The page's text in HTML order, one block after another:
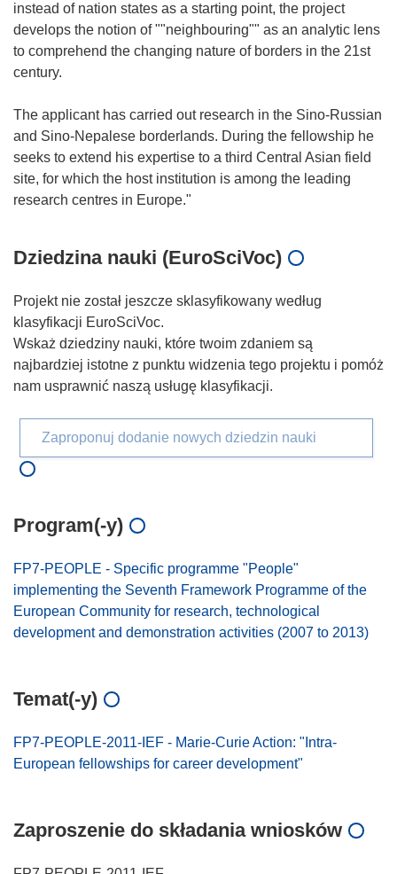
instead of nation states as a starting point, the project
develops the notion of ""neighbouring"" as an analytic lens
to comprehend the changing nature of borders in the 21st
century.
The applicant has carried out research in the Sino-Russian
and Sino-Nepalese borderlands. During the fellowship he
seeks to extend his expertise to a third Central Asian field
site, for which the host institution is among the leading
Dziedzina nauki (EuroSciVoc)
Projekt nie został jeszcze sklasyfikowany według
klasyfikacji EuroSciVoc.
Wskaż dziedziny nauki, które twoim zdaniem są
najbardziej istotne z punktu widzenia tego projektu i pomóż
nam usprawnić naszą usługę klasyfikacji.
Zaproponuj dodanie nowych dziedzin nauki
Program(-y)
FP7-PEOPLE - Specific programme "People"
implementing the Seventh Framework Programme of the
European Community for research, technological
development and demonstration activities (2007 to 2013)
Temat(-y)
FP7-PEOPLE-2011-IEF - Marie-Curie Action: "Intra-
European fellowships for career development"
Zaproszenie do składania wniosków